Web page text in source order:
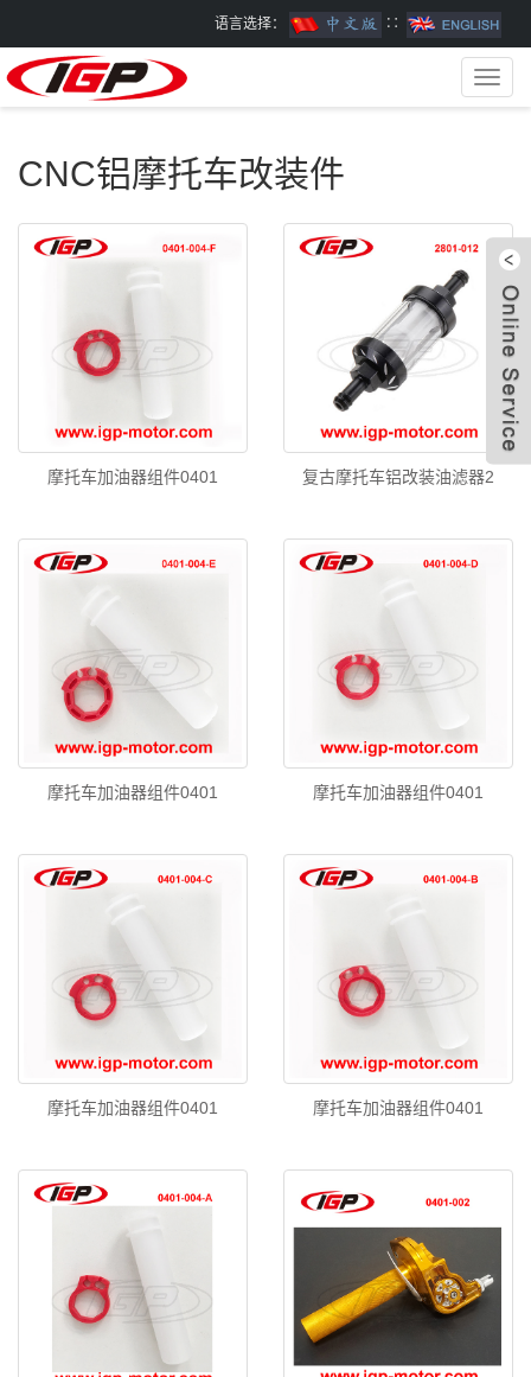
语言选择： ∷
CNC铝摩托车改装件
摩托车加油器组件0401 复古摩托车铝改装油滤器2
摩托车加油器组件0401 摩托车加油器组件0401
摩托车加油器组件0401 摩托车加油器组件0401